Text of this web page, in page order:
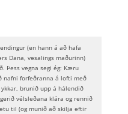
(en hann á að hafa
Dana, vesalings maðurinn)
Þess vegna segi ég: Kæru
nafni forfeðranna á lofti með
brunið upp á hálendið
vélsleðana klára og rennið
til (og munið að skilja eftir